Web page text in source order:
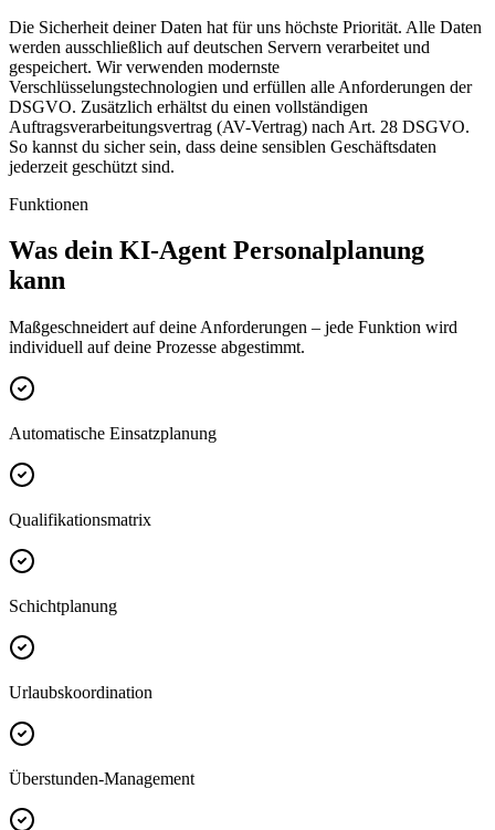
Die Sicherheit deiner Daten hat für uns höchste Priorität. Alle Daten
werden ausschließlich auf deutschen Servern verarbeitet und
gespeichert. Wir verwenden modernste
Verschlüsselungstechnologien und erfüllen alle Anforderungen der
DSGVO. Zusätzlich erhältst du einen vollständigen
Auftragsverarbeitungsvertrag (AV-Vertrag) nach Art. 28 DSGVO.
So kannst du sicher sein, dass deine sensiblen Geschäftsdaten
jederzeit geschützt sind.
Funktionen
Was dein KI-Agent Personalplanung
kann
Maßgeschneidert auf deine Anforderungen – jede Funktion wird
individuell auf deine Prozesse abgestimmt.
Automatische Einsatzplanung
Qualifikationsmatrix
Schichtplanung
Urlaubskoordination
Überstunden-Management